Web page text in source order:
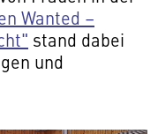
Wanted –
stand dabei
und